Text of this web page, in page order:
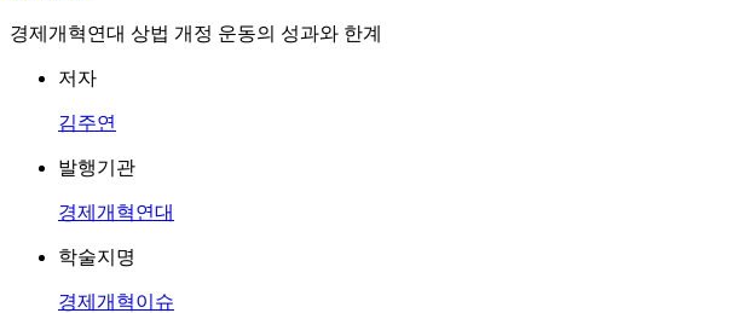
경제개혁연대 상법 개정 운동의 성과와 한계
저자
김주연
발행기관
경제개혁연대
학술지명
경제개혁이슈